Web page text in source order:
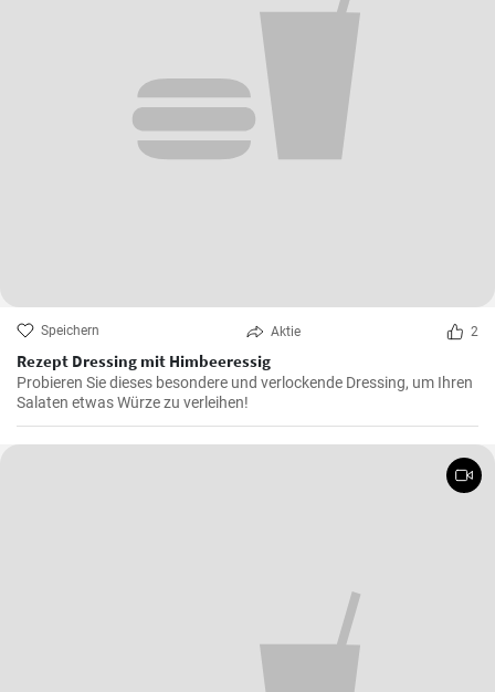
Speichern Aktie 2
Rezept Dressing mit Himbeeressig
Probieren Sie dieses besondere und verlockende Dressing, um Ihren
Salaten etwas Würze zu verleihen!